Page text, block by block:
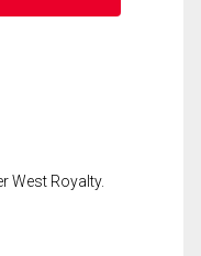
West Royalty.